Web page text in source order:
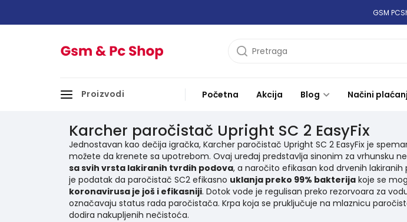
GSM
Proizvodi Početna Akcija Blog Načini
Karcher paročistač Upright SC 2 EasyFix
Jednostavan kao dečija igračka, Karcher paročistač Upright SC 2 EasyFix je
možete da krenete sa upotrebom. Ovaj uređaj predstavlja sinonim za vrhunsku
sa svih vrsta lakiranih tvrdih podova, a naročito efikasan kod drvenih
je podatak da paročistač SC2 efikasno uklanja preko 99% bakterija koje se
koronavirusa je još i efikasniji. Dotok vode je regulisan preko rezorvoara za
označavaju status rada paročistača. Krpa koja se pruključuje na mlaznicu
dodira nakupljenih nečistoća.